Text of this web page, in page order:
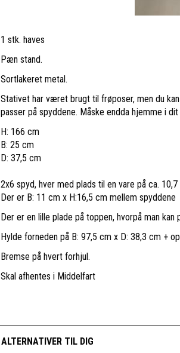
1 stk. haves
Pæn stand.
Sortlakeret metal.
Stativet har været brugt til frøposer, men du
passer på spyddene. Måske endda hjemme i
H: 166 cm
B: 25 cm
D: 37,5 cm
2x6 spyd, hver med plads til en vare på ca.
Der er B: 11 cm x H:16,5 cm mellem spyddene
Der er en lille plade på toppen, hvorpå man kan
Hylde forneden på B: 97,5 cm x D: 38,3 cm +
Bremse på hvert forhjul.
Skal afhentes i Middelfart
ALTERNATIVER TIL DIG